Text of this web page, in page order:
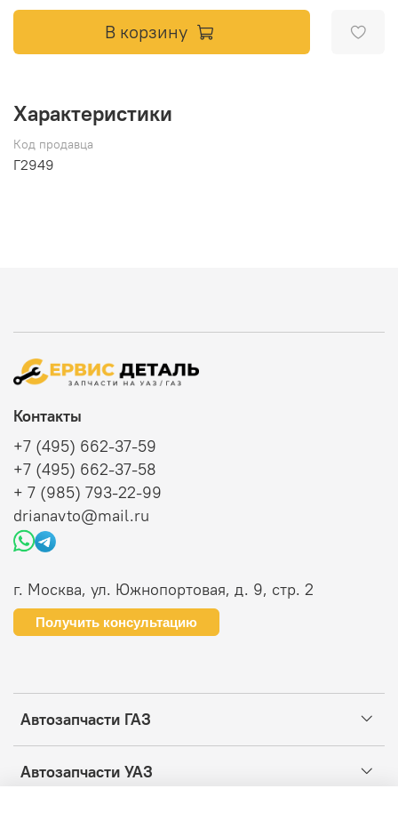
В корзину
Характеристики
Код продавца
Г2949
Автозапчасти ГАЗ
Автозапчасти УАЗ
Контакты
+7 (495) 662-37-59
+7 (495) 662-37-58
+ 7 (985) 793-22-99
drianavto@mail.ru
г. Москва, ул. Южнопортовая, д. 9, стр. 2
Получить консультацию